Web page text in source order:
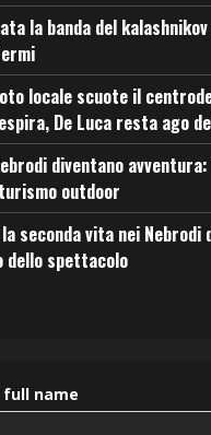
la banda del
locale scuote il
De Luca resta ago
diventano
outdoor
seconda vita nei Nebrodi
dello spettacolo
full name